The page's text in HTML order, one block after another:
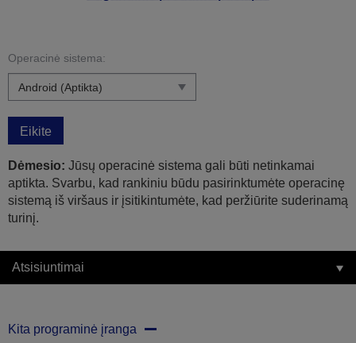
Operacinė sistema:
Eikite
Dėmesio: Jūsų operacinė sistema gali būti netinkamai
aptikta. Svarbu, kad rankiniu būdu pasirinktumėte operacinę
sistemą iš viršaus ir įsitikintumėte, kad peržiūrite suderinamą
turinį.
Atsisiuntimai
Kita programinė įranga